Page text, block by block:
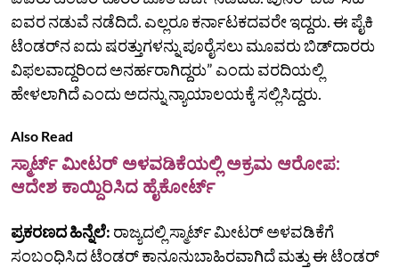
ಐವರ ನಡುವೆ ನಡೆದಿದೆ. ಎಲ್ಲರೂ ಕರ್ನಾಟಕದವರೇ ಇದ್ದರು. ಈ ಪೈಕಿ
ಟೆಂಡರ್‌ನ ಐದು ಷರತ್ತುಗಳನ್ನು ಪೂರೈಸಲು ಮೂವರು ಬಿಡ್‌ದಾರರು
ವಿಫಲವಾದ್ದರಿಂದ ಅನರ್ಹರಾಗಿದ್ದರು” ಎಂದು ವರದಿಯಲ್ಲಿ
ಹೇಳಲಾಗಿದೆ ಎಂದು ಅದನ್ನು ನ್ಯಾಯಾಲಯಕ್ಕೆ ಸಲ್ಲಿಸಿದ್ದರು.
Also Read
ಸ್ಮಾರ್ಟ್‌ ಮೀಟರ್‌ ಅಳವಡಿಕೆಯಲ್ಲಿ ಅಕ್ರಮ ಆರೋಪ:
ಆದೇಶ ಕಾಯ್ದಿರಿಸಿದ ಹೈಕೋರ್ಟ್‌
ಪ್ರಕರಣದ ಹಿನ್ನೆಲೆ: ರಾಜ್ಯದಲ್ಲಿ ಸ್ಮಾರ್ಟ್‌ ಮೀಟರ್‌ ಅಳವಡಿಕೆಗೆ
ಸಂಬಂಧಿಸಿದ ಟೆಂಡರ್‌ ಕಾನೂನುಬಾಹಿರವಾಗಿದೆ ಮತ್ತು ಈ ಟೆಂಡರ್‌